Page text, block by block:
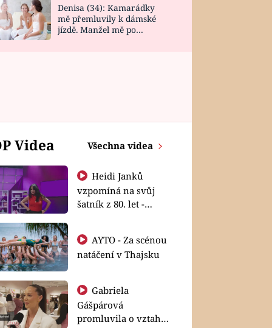
Denisa (34): Kamarádky
mě přemluvily k dámské
jízdě. Manžel mě po
Videa Všechna videa
Heidi Janků
vzpomíná na svůj
šatník z 80. let -
natáčení v Thajsku
Gabriela
Gášpárová
promluvila o vztahu